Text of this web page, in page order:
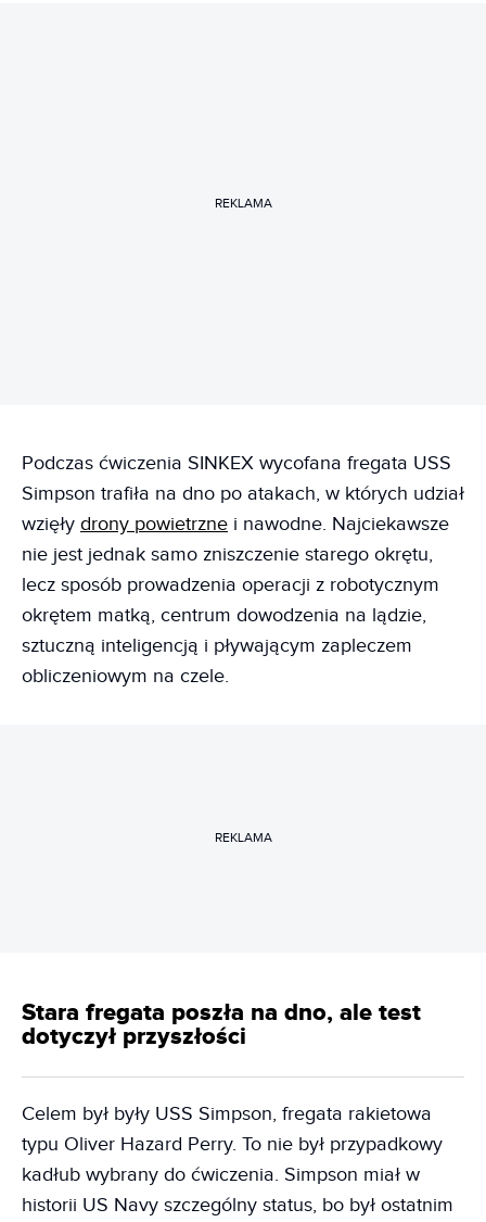
REKLAMA
Podczas ćwiczenia SINKEX wycofana fregata USS
Simpson trafiła na dno po atakach, w których udział
wzięły drony powietrzne i nawodne. Najciekawsze
nie jest jednak samo zniszczenie starego okrętu,
lecz sposób prowadzenia operacji z robotycznym
okrętem matką, centrum dowodzenia na lądzie,
sztuczną inteligencją i pływającym zapleczem
obliczeniowym na czele.
REKLAMA
Stara fregata poszła na dno, ale test
dotyczył przyszłości
Celem był były USS Simpson, fregata rakietowa
typu Oliver Hazard Perry. To nie był przypadkowy
kadłub wybrany do ćwiczenia. Simpson miał w
historii US Navy szczególny status, bo był ostatnim